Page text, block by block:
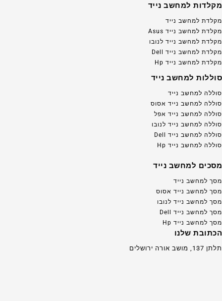
מקלדות למחשב נייד
מקלדת למחשב נייד
מקלדת למחשב נייד Asus
מקלדת למחשב נייד לנובו
מקלדת למחשב נייד Dell
מקלדת למחשב נייד Hp
סוללות למחשב נייד
סוללה למחשב נייד
סוללה למחשב נייד אסוס
סוללה למחשב נייד אפל
סוללה למחשב נייד לנובו
סוללה למחשב נייד Dell
סוללה למחשב נייד Hp
מסכים למחשב נייד
מסך למחשב נייד
מסך למחשב נייד אסוס
מסך למחשב נייד לנובו
מסך למחשב נייד Dell
מסך למחשב נייד Hp
הכתובת שלנו
תלתן 137, מושב אורה ירושלים